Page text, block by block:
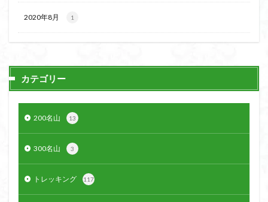
2020年8月 1
カテゴリー
200名山 13
300名山 3
トレッキング 117